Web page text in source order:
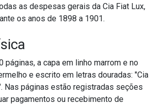
as despesas gerais da Cia Fiat Lux,
os anos de 1898 a 1901.
páginas, a capa em linho marrom e no
e escrito em letras douradas: "Cia
Nas páginas estão registradas seções
pagamentos ou recebimento de